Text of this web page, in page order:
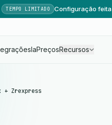
TEMPO LIMITADO Configuração
IaPreçosRecursos
+ Zrexpress